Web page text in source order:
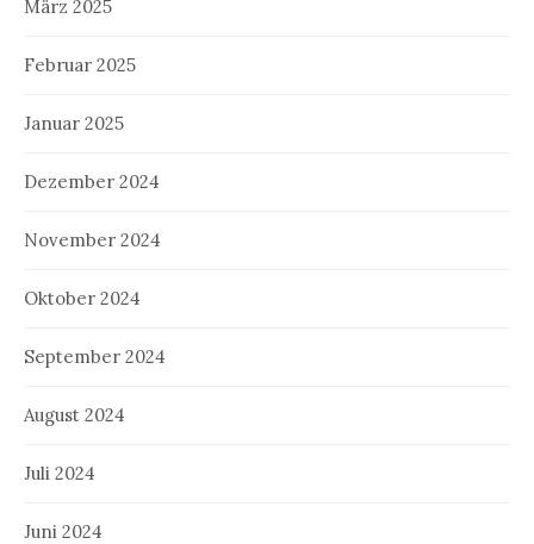
März 2025
Februar 2025
Januar 2025
Dezember 2024
November 2024
Oktober 2024
September 2024
August 2024
Juli 2024
Juni 2024